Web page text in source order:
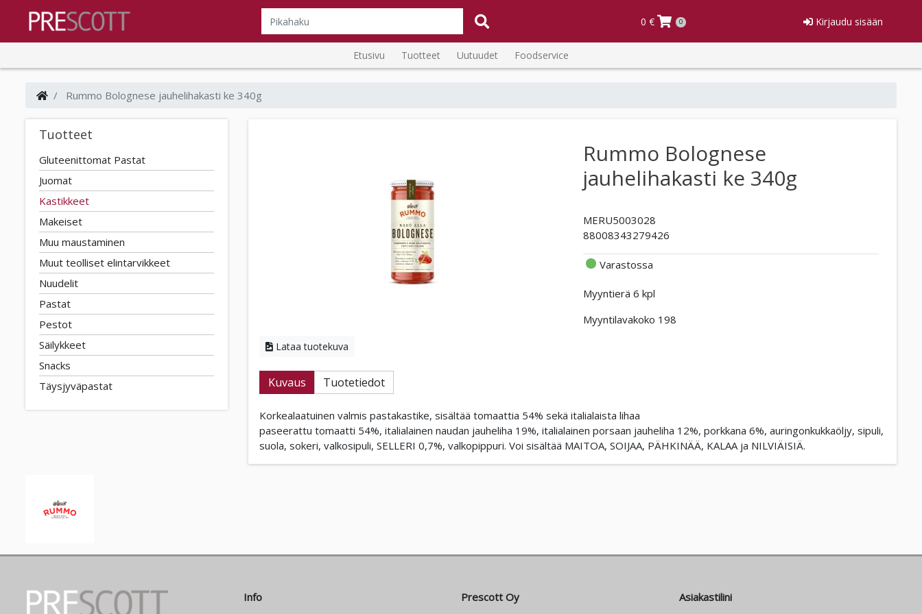
0 € 0 Kirjaudu sisään
Etusivu Tuotteet Uutuudet Foodservice
Rummo Bolognese jauhelihakasti ke 340g
Tuotteet
Gluteenittomat Pastat
Juomat
Kastikkeet
Makeiset
Muu maustaminen
Muut teolliset elintarvikkeet
Nuudelit
Pastat
Pestot
Säilykkeet
Snacks
Täysjyväpastat
Lataa tuotekuva
Rummo Bolognese
jauhelihakasti ke 340g
MERU5003028
88008343279426
Varastossa
Myyntierä 6 kpl
Myyntilavakoko 198
Kuvaus Tuotetiedot
Korkealaatuinen valmis pastakastike, sisältää tomaattia 54% sekä italialaista lihaa
paseerattu tomaatti 54%, italialainen naudan jauheliha 19%, italialainen porsaan jauheliha 12%, porkkana 6%, auringonkukkaöljy, sipuli,
suola, sokeri, valkosipuli, SELLERI 0,7%, valkopippuri. Voi sisältää MAITOA, SOIJAA, PÄHKINÄÄ, KALAA ja NILVIÄISIÄ.
Info Prescott Oy Asiakastilini